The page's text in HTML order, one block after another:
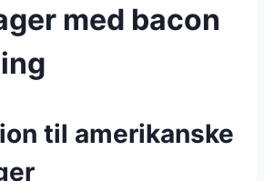
med bacon
til amerikanske